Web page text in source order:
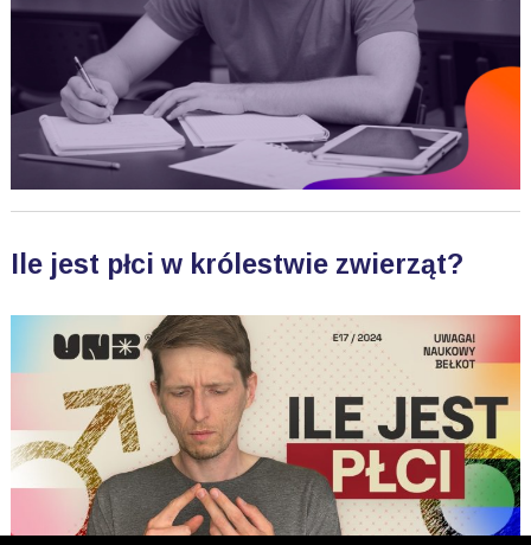
Ile jest płci w królestwie zwierząt?